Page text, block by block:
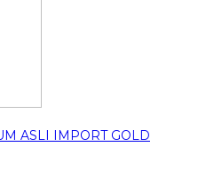
ASLI IMPORT GOLD